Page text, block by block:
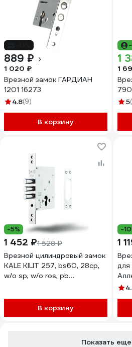
889 ₽
1 020 ₽
Врезной замок ГАРДИАН
1201 16273
4.8(9)
В корзину
1
1
5
-5%
1 452 ₽1 528 ₽
Врезной цилиндровый замок
KALE KILIT 257, bs60, 28cp,
w/o sp, w/o ros, pb
В корзину
-
1
для
Показать